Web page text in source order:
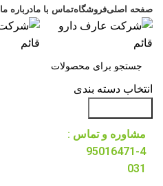
صفحه اصلیفروشگاهتماس با مادرباره ما
انتخاب دسته بندی
مشاوره و تماس :
95016471-4
031